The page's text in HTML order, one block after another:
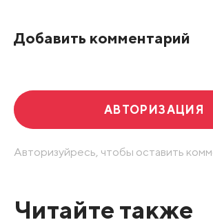
Добавить комментарий
АВТОРИЗАЦИЯ
Авторизуйресь, чтобы оставить
Читайте также